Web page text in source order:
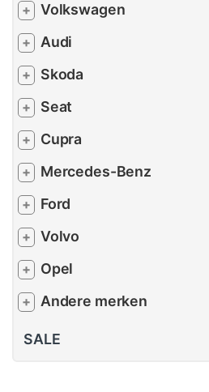
+ Volkswagen
+ Audi
+ Skoda
+ Seat
+ Cupra
+ Mercedes-Benz
+ Ford
+ Volvo
+ Opel
+ Andere merken
SALE